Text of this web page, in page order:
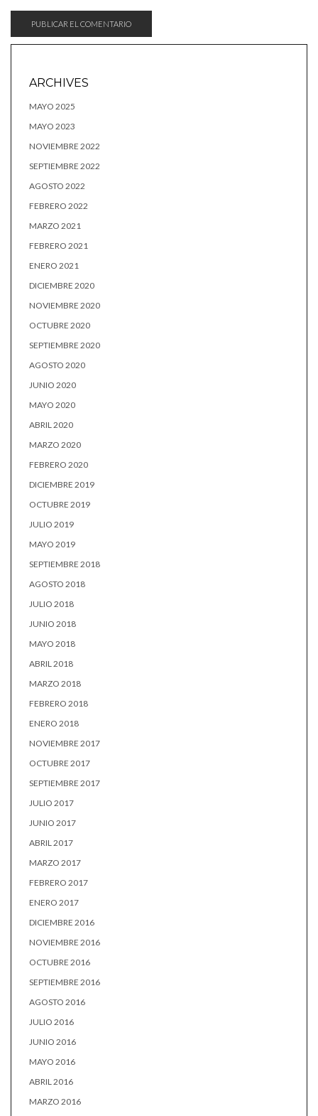
ARCHIVES
MAYO 2025
MAYO 2023
NOVIEMBRE 2022
SEPTIEMBRE 2022
AGOSTO 2022
FEBRERO 2022
MARZO 2021
FEBRERO 2021
ENERO 2021
DICIEMBRE 2020
NOVIEMBRE 2020
OCTUBRE 2020
SEPTIEMBRE 2020
AGOSTO 2020
JUNIO 2020
MAYO 2020
ABRIL 2020
MARZO 2020
FEBRERO 2020
DICIEMBRE 2019
OCTUBRE 2019
JULIO 2019
MAYO 2019
SEPTIEMBRE 2018
AGOSTO 2018
JULIO 2018
JUNIO 2018
MAYO 2018
ABRIL 2018
MARZO 2018
FEBRERO 2018
ENERO 2018
NOVIEMBRE 2017
OCTUBRE 2017
SEPTIEMBRE 2017
JULIO 2017
JUNIO 2017
ABRIL 2017
MARZO 2017
FEBRERO 2017
ENERO 2017
DICIEMBRE 2016
NOVIEMBRE 2016
OCTUBRE 2016
SEPTIEMBRE 2016
AGOSTO 2016
JULIO 2016
JUNIO 2016
MAYO 2016
ABRIL 2016
MARZO 2016